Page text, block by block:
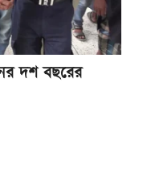
দশ বছরের